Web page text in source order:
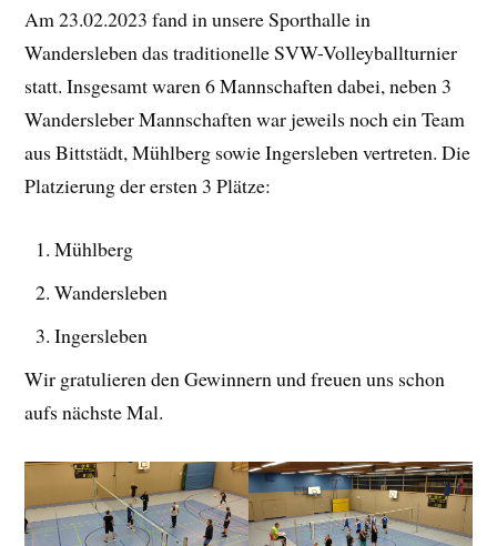
Am 23.02.2023 fand in unsere Sporthalle in
Wandersleben das traditionelle SVW-Volleyballturnier
statt. Insgesamt waren 6 Mannschaften dabei, neben 3
Wandersleber Mannschaften war jeweils noch ein Team
aus Bittstädt, Mühlberg sowie Ingersleben vertreten. Die
Platzierung der ersten 3 Plätze:
Mühlberg
Wandersleben
Ingersleben
Wir gratulieren den Gewinnern und freuen uns schon
aufs nächste Mal.